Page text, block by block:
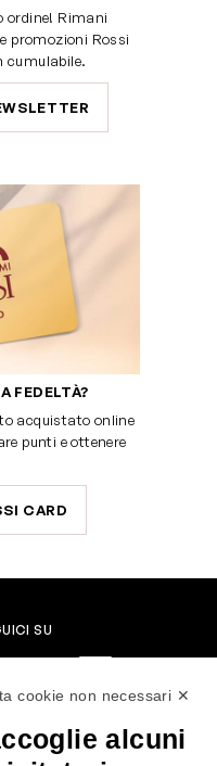
ordine! Rimani
promozioni Rossi
cumulabile.
FEDELTÀ?
acquistato online
punti e ottenere
CARD
SU
cookie non necessari ✕
alcuni